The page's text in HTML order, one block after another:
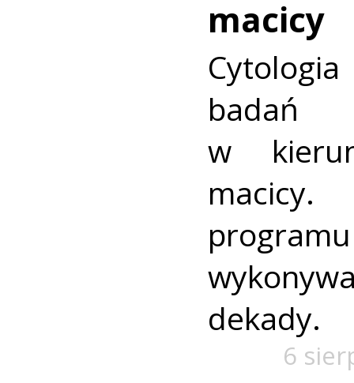
macicy
badań
w
dekady.
6